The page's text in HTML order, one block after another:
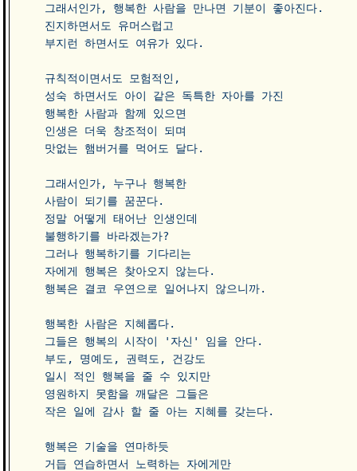
그래서인가, 행복한 사람을 만나면 기분이 좋아진다.
진지하면서도 유머스럽고
부지런 하면서도 여유가 있다.
규칙적이면서도 모험적인,
성숙 하면서도 아이 같은 독특한 자아를 가진
행복한 사람과 함께 있으면
인생은 더욱 창조적이 되며
맛없는 햄버거를 먹어도 달다.
그래서인가, 누구나 행복한
사람이 되기를 꿈꾼다.
정말 어떻게 태어난 인생인데
불행하기를 바라겠는가?
그러나 행복하기를 기다리는
자에게 행복은 찾아오지 않는다.
행복은 결코 우연으로 일어나지 않으니까.
행복한 사람은 지혜롭다.
그들은 행복의 시작이 '자신' 임을 안다.
부도, 명예도, 권력도, 건강도
일시 적인 행복을 줄 수 있지만
영원하지 못함을 깨달은 그들은
작은 일에 감사 할 줄 아는 지혜를 갖는다.
행복은 기술을 연마하듯
거듭 연습하면서 노력하는 자에게만